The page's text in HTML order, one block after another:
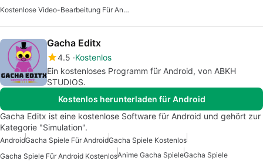
Kostenlose Video-Bearbeitung Für Android
Gacha Editx
4.5 Kostenlos
Ein kostenloses Programm für Android, von ABKH
STUDIOS.
Kostenlos herunterladen für Android
Gacha Editx ist eine kostenlose Software für Android und gehört zur
Kategorie "Simulation".
AndroidGacha Spiele Für AndroidGacha Spiele Kostenlos
Gacha Spiele Für Android KostenlosAnime Gacha SpieleGacha Spiele